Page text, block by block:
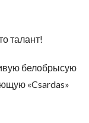
талант!
белобрысую
«Csardas»